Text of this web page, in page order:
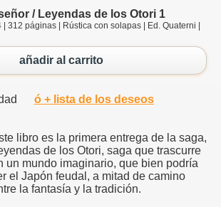
/ Leyendas de los Otori 1
312 páginas | Rústica con solapas | Ed. Quaterni |
añadir al carrito
ó + lista de los deseos
libro es la primera entrega de la saga,
de los Otori, saga que trascurre
un mundo imaginario, que bien podría
el Japón feudal, a mitad de camino
la fantasía y la tradición.